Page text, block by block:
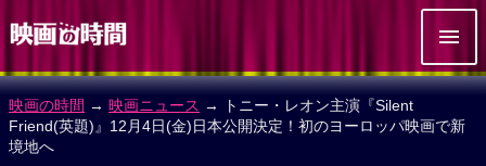
映画の時間 → 映画ニュース → トニー・レオン主演『Silent
Friend(英題)』12月4日(金)日本公開決定！初のヨーロッパ映画で新
境地へ